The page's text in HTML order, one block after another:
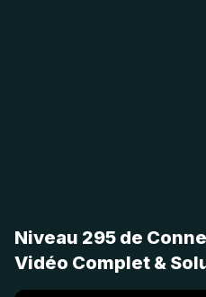
Niveau 295 de
Vidéo Complet &